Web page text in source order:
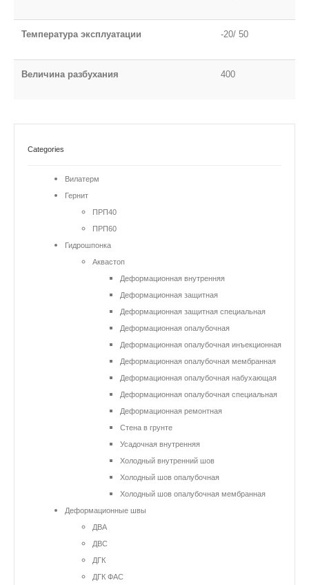
Температура эксплуатации -20/ 50
Величина разбухания 400
Categories
Вилатерм
Гернит
ПРП40
ПРП60
Гидрошпонка
Аквастоп
Деформационная внутренняя
Деформационная защитная
Деформационная защитная специальная
Деформационная опалубочная
Деформационная опалубочная инъекционная
Деформационная опалубочная мембранная
Деформационная опалубочная набухающая
Деформационная опалубочная специальная
Деформационная ремонтная
Стена в грунте
Усадочная внутренняя
Холодный внутренний шов
Холодный шов опалубочная
Холодный шов опалубочная мембранная
Деформационные швы
ДВА
ДВС
ДГК
ДГК ФАС